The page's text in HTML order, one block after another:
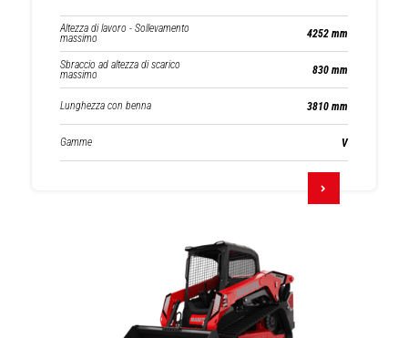
Altezza di lavoro - Sollevamento
massimo 4252 mm
Sbraccio ad altezza di scarico
massimo 830 mm
Lunghezza con benna 3810 mm
Gamme V